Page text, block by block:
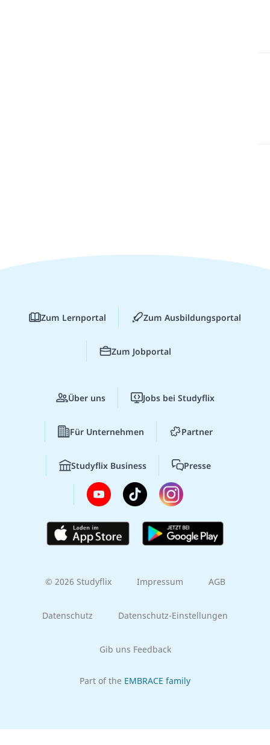
Zum Lernportal Zum Ausbildungsportal
Zum Jobportal
Über uns Jobs bei Studyflix
Für Unternehmen Partner
Studyflix Business Presse
© 2026 Studyflix Impressum AGB
Datenschutz Datenschutz-Einstellungen
Gib uns Feedback
Part of the EMBRACE family